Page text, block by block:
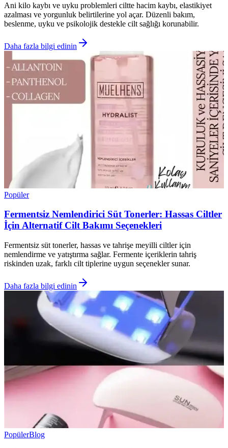
Ani kilo kaybı ve uyku problemleri ciltte hacim kaybı, elastikiyet
azalması ve yorgunluk belirtilerine yol açar. Düzenli bakım,
beslenme, uyku ve psikolojik destekle cilt sağlığı korunabilir.
Daha fazla bilgi edinin
Popüler
Fermentsiz Nemlendirici Süt Tonerler: Hassas Ciltler
İçin Alternatif Cilt Bakımı Seçenekleri
Fermentsiz süt tonerler, hassas ve tahrişe meyilli ciltler için
nemlendirme ve yatıştırma sağlar. Fermente içeriklerin tahriş
riskinden uzak, farklı cilt tiplerine uygun seçenekler sunar.
Daha fazla bilgi edinin
PopülerBlog